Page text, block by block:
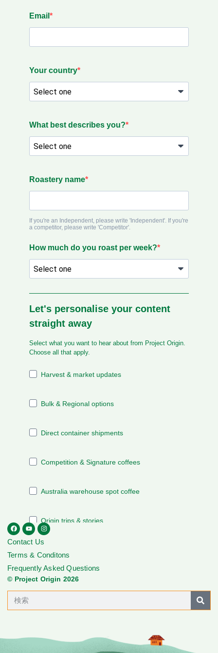
Contact Us
Terms & Conditons
Frequently Asked Questions
© Project Origin 2026